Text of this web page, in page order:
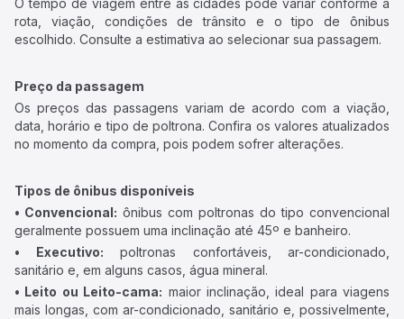
O tempo de viagem entre as cidades pode variar conforme a
rota, viação, condições de trânsito e o tipo de ônibus
escolhido. Consulte a estimativa ao selecionar sua passagem.
Preço da passagem
Os preços das passagens variam de acordo com a viação,
data, horário e tipo de poltrona. Confira os valores atualizados
no momento da compra, pois podem sofrer alterações.
Tipos de ônibus disponíveis
• Convencional: ônibus com poltronas do tipo convencional
geralmente possuem uma inclinação até 45º e banheiro.
• Executivo: poltronas confortáveis, ar-condicionado,
sanitário e, em alguns casos, água mineral.
• Leito ou Leito-cama: maior inclinação, ideal para viagens
mais longas, com ar-condicionado, sanitário e, possivelmente,